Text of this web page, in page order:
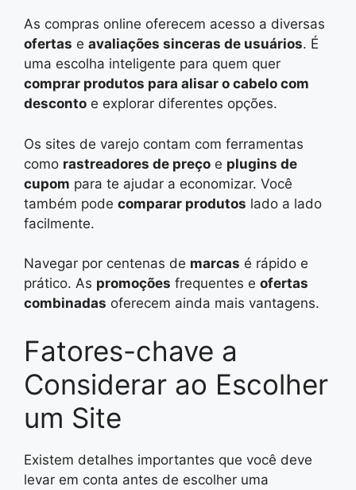
As compras online oferecem acesso a diversas
ofertas e avaliações sinceras de usuários. É
uma escolha inteligente para quem quer
comprar produtos para alisar o cabelo com
desconto e explorar diferentes opções.
Os sites de varejo contam com ferramentas
como rastreadores de preço e plugins de
cupom para te ajudar a economizar. Você
também pode comparar produtos lado a lado
facilmente.
Navegar por centenas de marcas é rápido e
prático. As promoções frequentes e ofertas
combinadas oferecem ainda mais vantagens.
Fatores-chave a
Considerar ao Escolher
um Site
Existem detalhes importantes que você deve
levar em conta antes de escolher uma